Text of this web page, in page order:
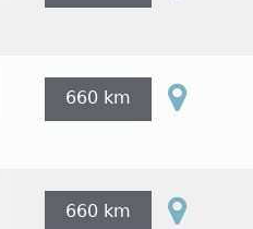
660 km
660 km